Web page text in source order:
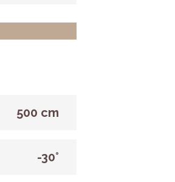
500 cm
-30°